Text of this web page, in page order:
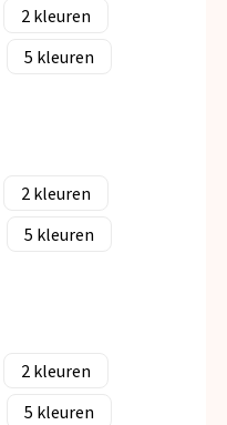
2
5
2
5
2
5